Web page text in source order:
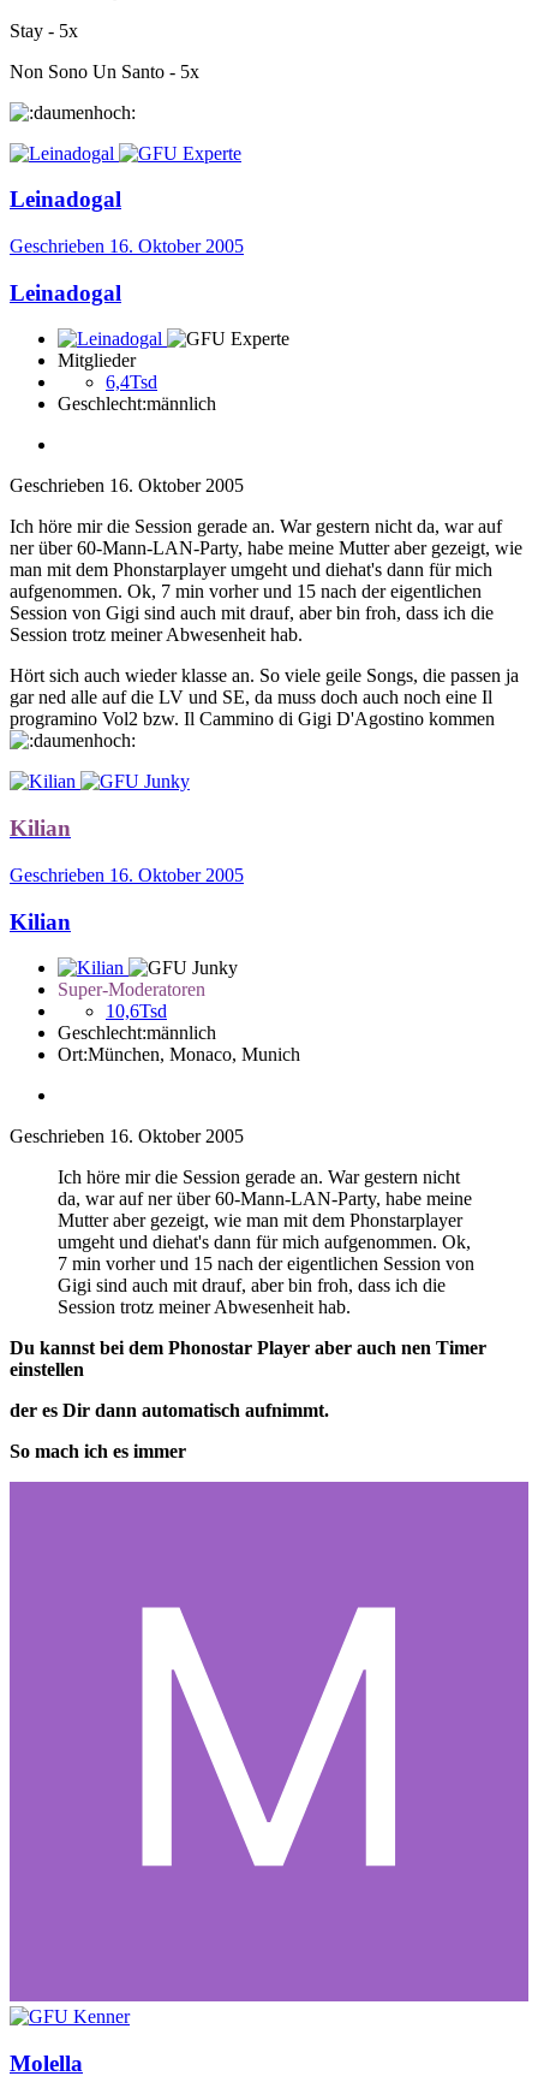
Stay - 5x
Non Sono Un Santo - 5x
Leinadogal
Geschrieben 16. Oktober 2005
Leinadogal
Mitglieder
6,4Tsd
Geschlecht:männlich
Geschrieben 16. Oktober 2005
Ich höre mir die Session gerade an. War gestern nicht da, war auf
ner über 60-Mann-LAN-Party, habe meine Mutter aber gezeigt, wie
man mit dem Phonstarplayer umgeht und diehat's dann für mich
aufgenommen. Ok, 7 min vorher und 15 nach der eigentlichen
Session von Gigi sind auch mit drauf, aber bin froh, dass ich die
Session trotz meiner Abwesenheit hab.
Hört sich auch wieder klasse an. So viele geile Songs, die passen ja
gar ned alle auf die LV und SE, da muss doch auch noch eine Il
programino Vol2 bzw. Il Cammino di Gigi D'Agostino kommen
Kilian
Geschrieben 16. Oktober 2005
Kilian
Super-Moderatoren
10,6Tsd
Geschlecht:männlich
Ort:München, Monaco, Munich
Geschrieben 16. Oktober 2005
Ich höre mir die Session gerade an. War gestern nicht
da, war auf ner über 60-Mann-LAN-Party, habe meine
Mutter aber gezeigt, wie man mit dem Phonstarplayer
umgeht und diehat's dann für mich aufgenommen. Ok,
7 min vorher und 15 nach der eigentlichen Session von
Gigi sind auch mit drauf, aber bin froh, dass ich die
Session trotz meiner Abwesenheit hab.
Du kannst bei dem Phonostar Player aber auch nen Timer
einstellen
der es Dir dann automatisch aufnimmt.
So mach ich es immer
Molella